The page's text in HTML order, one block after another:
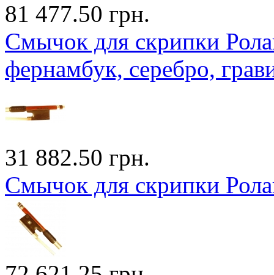
81 477.50 грн.
Смычок для скрипки
фернамбук, серебро,
31 882.50 грн.
Смычок для скрипки